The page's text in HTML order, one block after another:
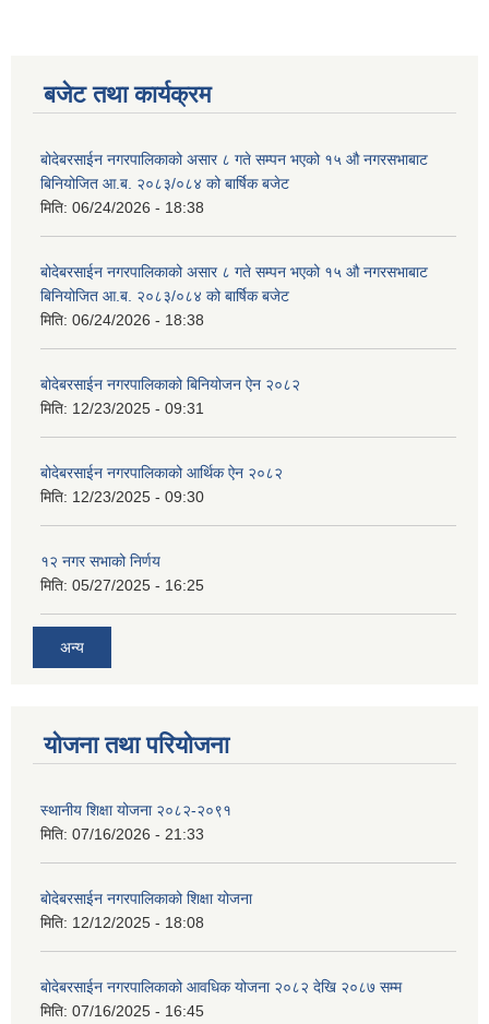
बजेट तथा कार्यक्रम
बोदेबरसाईन नगरपालिकाको असार ८ गते सम्पन भएको १५ ‍‍‍औ नगरसभाबाट
बिनियोजित आ.ब. २०८३/०८४ को बार्षिक बजेट
मिति: 06/24/2026 - 18:38
बोदेबरसाईन नगरपालिकाको असार ८ गते सम्पन भएको १५ ‍‍‍औ नगरसभाबाट
बिनियोजित आ.ब. २०८३/०८४ को बार्षिक बजेट
मिति: 06/24/2026 - 18:38
बोदेबरसाईन नगरपालिकाको बिनियोजन ऐन २०८२
मिति: 12/23/2025 - 09:31
बोदेबरसाईन नगरपालिकाको आर्थिक ऐन २०८२
मिति: 12/23/2025 - 09:30
१२ नगर सभाको निर्णय
मिति: 05/27/2025 - 16:25
अन्य
योजना तथा परियोजना
स्थानीय शिक्षा योजना २०८२-२०९१
मिति: 07/16/2026 - 21:33
बोदेबरसाईन नगरपालिकाको शिक्षा योजना
मिति: 12/12/2025 - 18:08
बोदेबरसाईन नगरपालिकाको आवधिक योजना २०८२ देखि २०८७ सम्म
मिति: 07/16/2025 - 16:45